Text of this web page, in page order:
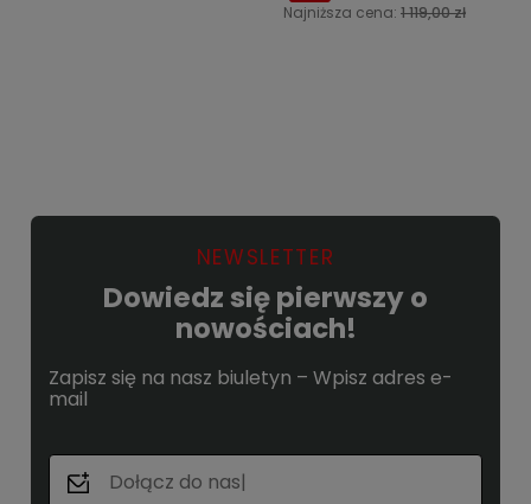
Najniższa cena: 1 119,00 zł
NEWSLETTER
Dowiedz się pierwszy o
nowościach!
Zapisz się na nasz biuletyn – Wpisz adres e-
mail